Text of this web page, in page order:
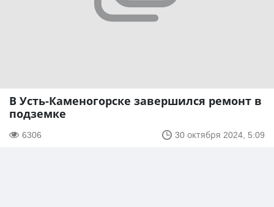
В Усть-Каменогорске завершился ремонт в
подземке
6306 30 октября 2024, 5:09